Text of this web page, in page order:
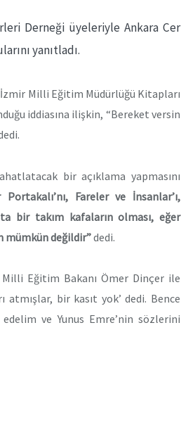
Derneği üyeleriyle Ankara Cer
yanıtladı.
Milli Eğitim Müdürlüğü Kitapları
iddiasına ilişkin, “Bereket versin
bir açıklama yapmasını
Portakalı’nı, Fareler ve İnsanlar’ı,
bir takım kafaların olması, eğer
mümkün değildir”dedi.
Milli Eğitim Bakanı Ömer Dinçer ile
atmışlar, bir kasıt yok’ dedi. Bence
ve Yunus Emre’nin sözlerini